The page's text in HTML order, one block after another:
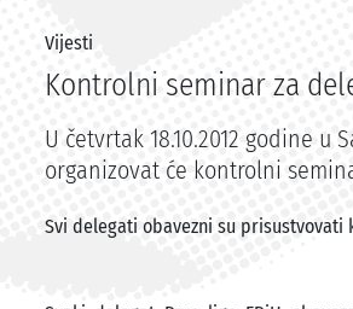
Vijesti
Kontrolni seminar za
U četvrtak 18.10.2012 godine u
organizovat će kontrolni
Svi delegati obavezni su